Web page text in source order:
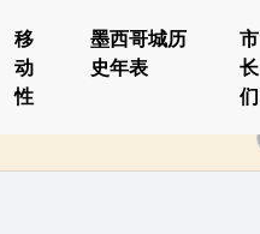
移
动
性
墨西哥城历
史年表
市
长
们